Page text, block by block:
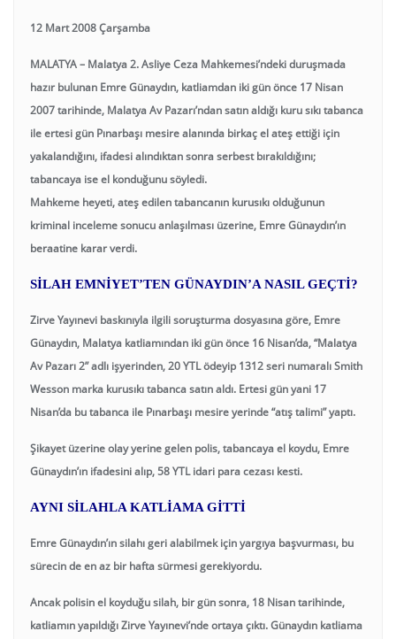
12 Mart 2008 Çarşamba
MALATYA – Malatya 2. Asliye Ceza Mahkemesi’ndeki duruşmada
hazır bulunan Emre Günaydın, katliamdan iki gün önce 17 Nisan
2007 tarihinde, Malatya Av Pazarı’ndan satın aldığı kuru sıkı tabanca
ile ertesi gün Pınarbaşı mesire alanında birkaç el ateş ettiği için
yakalandığını, ifadesi alındıktan sonra serbest bırakıldığını;
tabancaya ise el konduğunu söyledi.
Mahkeme heyeti, ateş edilen tabancanın kurusıkı olduğunun
kriminal inceleme sonucu anlaşılması üzerine, Emre Günaydın’ın
beraatine karar verdi.
SİLAH EMNİYET’TEN GÜNAYDIN’A NASIL GEÇTİ?
Zirve Yayınevi baskınıyla ilgili soruşturma dosyasına göre, Emre
Günaydın, Malatya katliamından iki gün önce 16 Nisan’da, “Malatya
Av Pazarı 2” adlı işyerinden, 20 YTL ödeyip 1312 seri numaralı Smith
Wesson marka kurusıkı tabanca satın aldı. Ertesi gün yani 17
Nisan’da bu tabanca ile Pınarbaşı mesire yerinde “atış talimi” yaptı.
Şikayet üzerine olay yerine gelen polis, tabancaya el koydu, Emre
Günaydın’ın ifadesini alıp, 58 YTL idari para cezası kesti.
AYNI SİLAHLA KATLİAMA GİTTİ
Emre Günaydın’ın silahı geri alabilmek için yargıya başvurması, bu
sürecin de en az bir hafta sürmesi gerekiyordu.
Ancak polisin el koyduğu silah, bir gün sonra, 18 Nisan tarihinde,
katliamın yapıldığı Zirve Yayınevi’nde ortaya çıktı. Günaydın katliama